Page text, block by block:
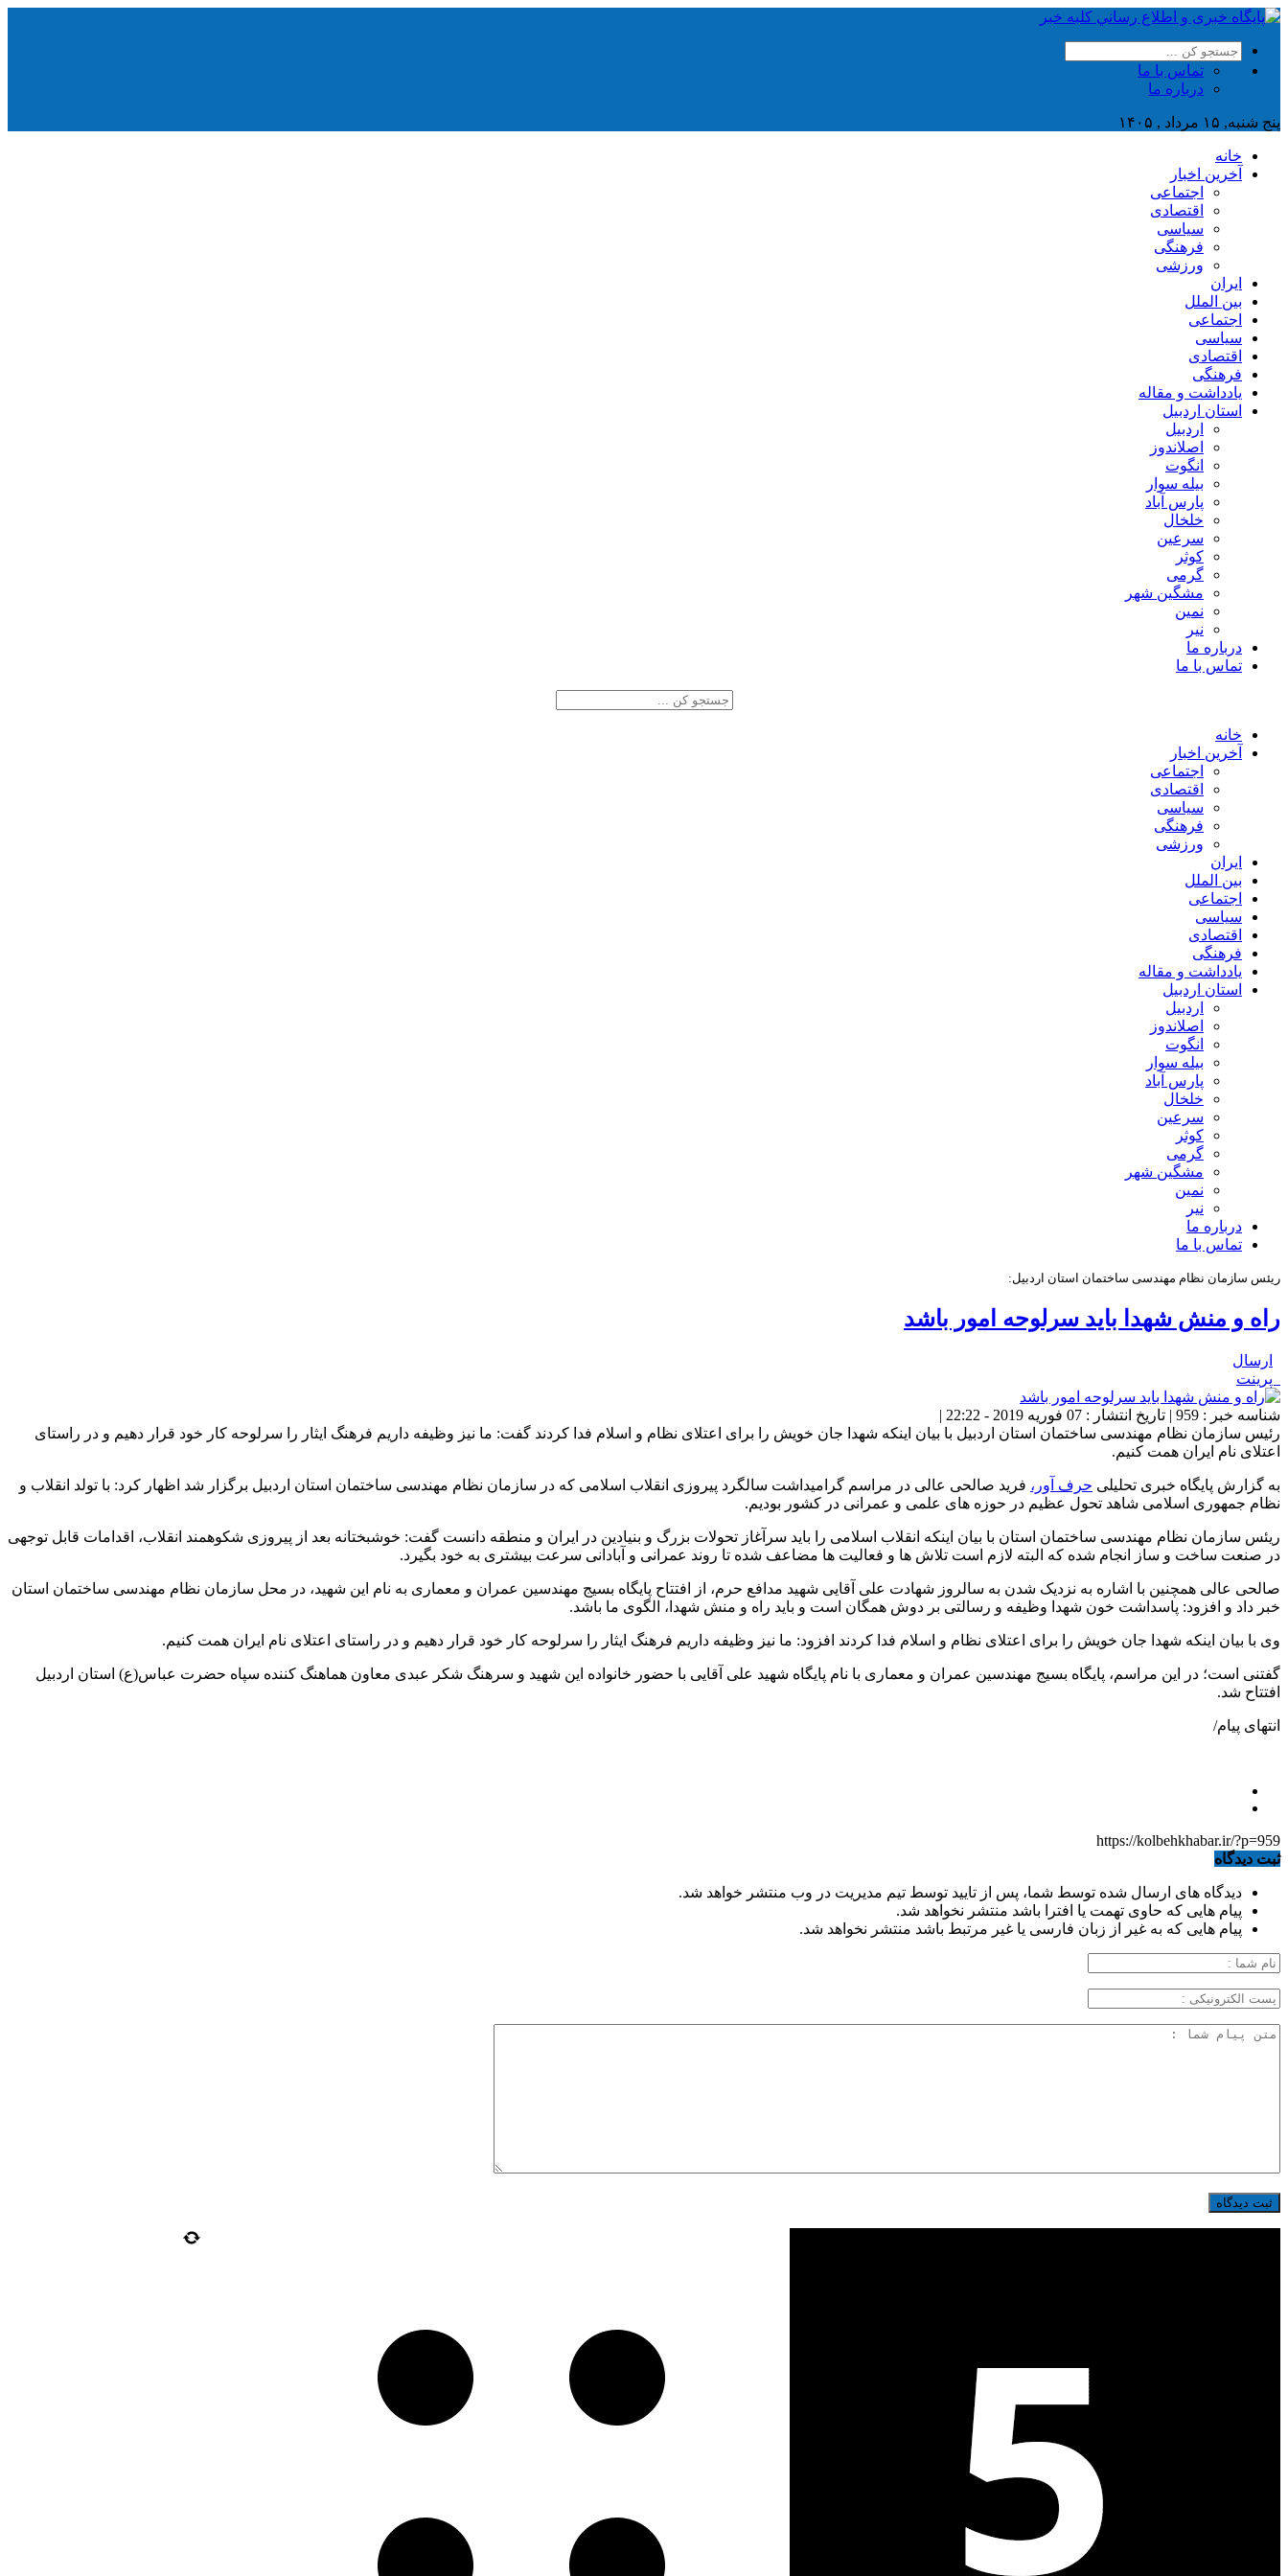
تماس با ما
درباره ما
پنج شنبه, ۱۵ مرداد , ۱۴۰۵
خانه
آخرین اخبار
اجتماعی
اقتصادی
سیاسی
فرهنگی
ورزشی
ایران
بین الملل
اجتماعی
سیاسی
اقتصادی
فرهنگی
یادداشت و مقاله
استان اردبیل
اردبیل
اصلاندوز
انگوت
بیله سوار
پارس آباد
خلخال
سرعین
کوثر
گرمی
مشگین شهر
نمین
نیر
درباره ما
تماس با ما
خانه
آخرین اخبار
اجتماعی
اقتصادی
سیاسی
فرهنگی
ورزشی
ایران
بین الملل
اجتماعی
سیاسی
اقتصادی
فرهنگی
یادداشت و مقاله
استان اردبیل
اردبیل
اصلاندوز
انگوت
بیله سوار
پارس آباد
خلخال
سرعین
کوثر
گرمی
مشگین شهر
نمین
نیر
درباره ما
تماس با ما
ریئس سازمان نظام مهندسی ساختمان استان اردبیل:
راه و منش شهدا باید سرلوحه امور باشد
ارسال
پرینت
شناسه خبر : 959 | تاریخ انتشار : 07 فوریه 2019 - 22:22 |
رئیس سازمان نظام مهندسی ساختمان استان اردبیل با بیان اینکه شهدا جان خویش را برای اعتلای نظام و اسلام فدا کردند گفت: ما نیز وظیفه داریم فرهنگ ایثار را سرلوحه کار خود قرار دهیم و در راستای
اعتلای نام ایران همت کنیم.
به گزارش پایگاه خبری تحلیلی حرف آور، فرید صالحی عالی در مراسم گرامیداشت سالگرد پیروزی انقلاب اسلامی که در سازمان نظام مهندسی ساختمان استان اردبیل برگزار شد اظهار کرد: با تولد انقلاب و
نظام جمهوری اسلامی شاهد تحول عظیم در حوزه های علمی و عمرانی در کشور بودیم.
ریئس سازمان نظام مهندسی ساختمان استان با بیان اینکه انقلاب اسلامی را باید سرآغاز تحولات بزرگ و بنیادین در ایران و منطقه دانست گفت: خوشبختانه بعد از پیروزی شکوهمند انقلاب، اقدامات قابل توجهی
در صنعت ساخت و ساز انجام شده که البته لازم است تلاش ها و فعالیت ها مضاعف شده تا روند عمرانی و آبادانی سرعت بیشتری به خود بگیرد.
صالحی عالی همچنین با اشاره به نزدیک شدن به سالروز شهادت علی آقایی شهید مدافع حرم، از افتتاح پایگاه بسیج مهندسین عمران و معماری به نام این شهید، در محل سازمان نظام مهندسی ساختمان استان
خبر داد و افزود: پاسداشت خون شهدا وظیفه و رسالتی بر دوش همگان است و باید راه و منش شهدا، الگوی ما باشد.
وی با بیان اینکه شهدا جان خویش را برای اعتلای نظام و اسلام فدا کردند افزود: ما نیز وظیفه داریم فرهنگ ایثار را سرلوحه کار خود قرار دهیم و در راستای اعتلای نام ایران همت کنیم.
گفتنی است؛ در این مراسم، پایگاه بسیج مهندسین عمران و معماری با نام پایگاه شهید علی آقایی با حضور خانواده این شهید و سرهنگ شکر عبدی معاون هماهنگ کننده سپاه حضرت عباس(ع) استان اردبیل
افتتاح شد.
انتهای پیام/
https://kolbehkhabar.ir/?p=959
ثبت دیدگاه
دیدگاه های ارسال شده توسط شما، پس از تایید توسط تیم مدیریت در وب منتشر خواهد شد.
پیام هایی که حاوی تهمت یا افترا باشد منتشر نخواهد شد.
پیام هایی که به غیر از زبان فارسی یا غیر مرتبط باشد منتشر نخواهد شد.